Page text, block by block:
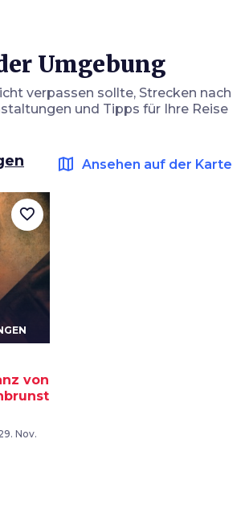
Umgebung
verpassen sollte, Strecken nach
und Tipps für Ihre Reise
map Ansehen auf der Karte
von
Nov.
favorite_border